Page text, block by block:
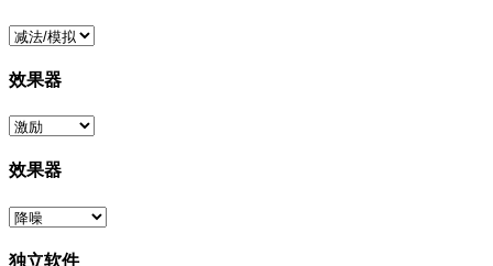
效果器
效果器
独立软件